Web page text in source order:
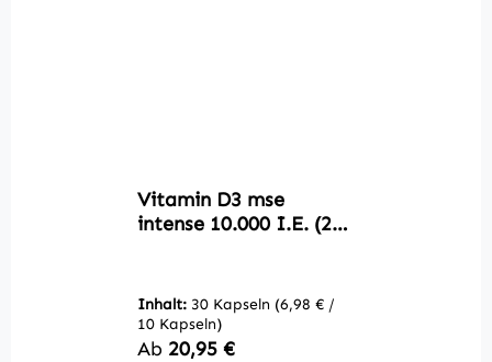
Vitamin D3 mse
intense 10.000 I.E. (250
Inhalt: 30 Kapseln (6,98 € /
10 Kapseln)
Regulärer Preis:
Ab 20,95 €